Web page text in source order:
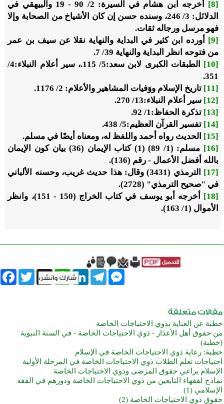
[8]
أخرجه ابن هشام في السيرة: 2/ 90 - 19 والبيهقي في
الدلائل: 3/ 246، وسنده حسن إن كان الأشياخ من الصحابة وإلا
فهو مرسل ورجاله ثقات.
[9]
أورده ابن كثير في البداية والنهاية نقلا عن سيف بن عمر
من فتوحه انظر البداية والنهاية 39/ 7.
[10]
الطبقات الكبرى لابن سعد:5/ 115.، سير أعلام النبلاء:4/
351.
[11]
تاريخ الإسلام ووَفيات المشاهير والأعلام: 2
/
1176.
[12]
سير أعلام النبلاء:13/ 270.
[13]
تذكرة الحفاظ:1/ 92.
[14]
تفسير القرآن العظيم:5/ 438.
[15]
الحديث رواه أحمد واللفظ له، ومعناه أيضًا في مسلم.
[16]
مسلم: (1/ 89) (1) كتاب الإيمان (36) بيان كون الإيمان
بالله أفضل الأعمال - رقم (136).
[17]
الترمذي (3431) وقال: هذا حديث غريب، وحسنه الألباني
في "صحيح الترمذي" (2728).
[18]
أخرجه أبو يوسف في كتاب الخراج (150 - 151)، وانظر
الأموال (1/ 163).
Twitter X
WhatsAppLinkedInTelegram
Messenger
خطبة عن العناية بذوي الاحتياجات الخاصة
من حقوق أهل الأعذار - ذوي الاحتياجات الخاصة - في السنة النبوية
(خطبة)
خطبة: رعاية ذوي الاحتياجات الخاصة في الإسلام
احتياجات تعلم الطلاب ذوي الاحتياجات الخاصة في المرحلة الأولية
الإسلام يراعي حقوق المرضى وذوي الاحتياجات الخاصة
نماذج لفقهاء التابعين من ذوي الاحتياجات الخاصة ودورهم في الفقه
الإسلامي (1)
حقوق ذوي الاحتياجات الخاصة (2)